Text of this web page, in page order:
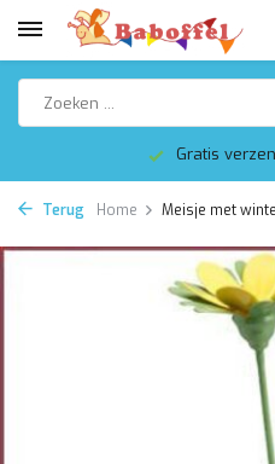
Gratis
Terug Home Meisje met